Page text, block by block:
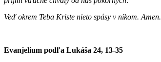
Veď okrem Teba Kriste nieto spásy v nikom. Amen.
Evanjelium podľa Lukáša 24, 13-35